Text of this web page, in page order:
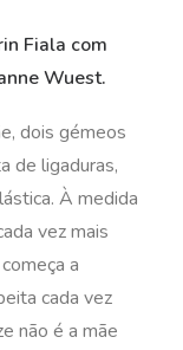
Fiala com
Wuest.
dois gémeos
de ligaduras,
À medida
vez mais
a
cada vez
não é a mãe